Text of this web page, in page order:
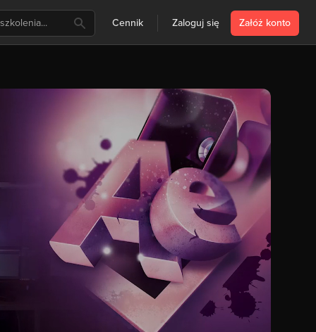
Cennik Zaloguj się Załóż konto